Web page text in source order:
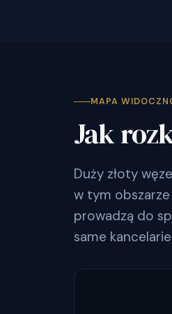
MAPA
Jak
Duży złoty
w tym obszarze
prowadzą do
same